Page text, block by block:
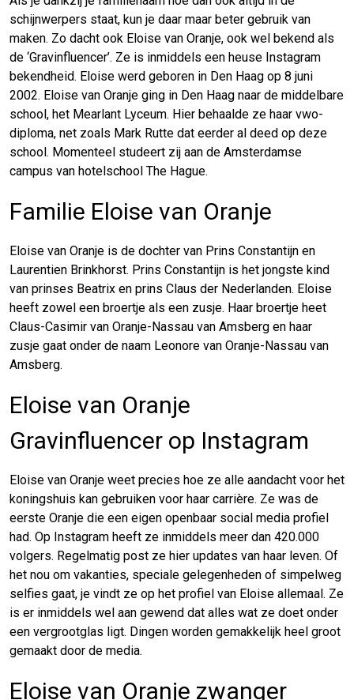
schijnwerpers staat, kun je daar maar beter gebruik van
maken. Zo dacht ook Eloise van Oranje, ook wel bekend als
de ‘Gravinfluencer’. Ze is inmiddels een heuse Instagram
bekendheid. Eloise werd geboren in Den Haag op 8 juni
2002. Eloise van Oranje ging in Den Haag naar de middelbare
school, het Mearlant Lyceum. Hier behaalde ze haar vwo-
diploma, net zoals Mark Rutte dat eerder al deed op deze
school. Momenteel studeert zij aan de Amsterdamse
campus van hotelschool The Hague.
Familie Eloise van Oranje
Eloise van Oranje is de dochter van Prins Constantijn en
Laurentien Brinkhorst. Prins Constantijn is het jongste kind
van prinses Beatrix en prins Claus der Nederlanden. Eloise
heeft zowel een broertje als een zusje. Haar broertje heet
Claus-Casimir van Oranje-Nassau van Amsberg en haar
zusje gaat onder de naam Leonore van Oranje-Nassau van
Amsberg.
Eloise van Oranje
Gravinfluencer op Instagram
Eloise van Oranje weet precies hoe ze alle aandacht voor het
koningshuis kan gebruiken voor haar carrière. Ze was de
eerste Oranje die een eigen openbaar social media profiel
had. Op Instagram heeft ze inmiddels meer dan 420.000
volgers. Regelmatig post ze hier updates van haar leven. Of
het nou om vakanties, speciale gelegenheden of simpelweg
selfies gaat, je vindt ze op het profiel van Eloise allemaal. Ze
is er inmiddels wel aan gewend dat alles wat ze doet onder
een vergrootglas ligt. Dingen worden gemakkelijk heel groot
gemaakt door de media.
Eloise van Oranje zwanger